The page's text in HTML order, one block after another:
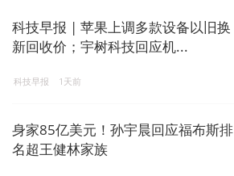
科技早报 | 苹果上调多款设备以旧换
新回收价；宇树科技回应机...
科技早报 1天前
身家85亿美元！孙宇晨回应福布斯排
名超王健林家族